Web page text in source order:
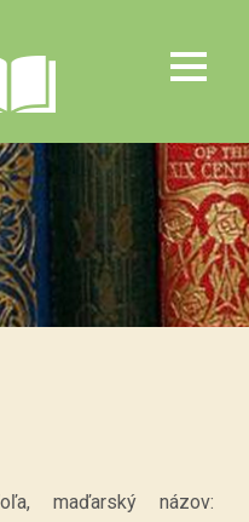
maďarský názov: